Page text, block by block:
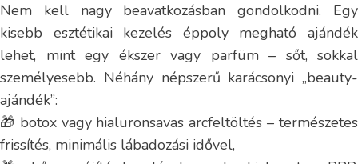
Nem kell nagy beavatkozásban gondolkodni. Egy
kisebb esztétikai kezelés éppoly megható ajándék
lehet, mint egy ékszer vagy parfüm – sőt, sokkal
személyesebb. Néhány népszerű karácsonyi „beauty-
ajándék”:
🎁 botox vagy hialuronsavas arcfeltöltés – természetes
frissítés, minimális lábadozási idővel,